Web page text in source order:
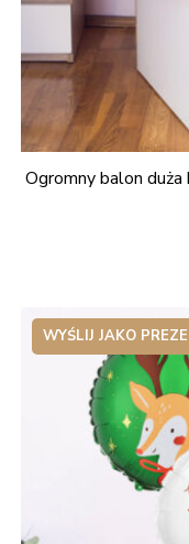
Ogromny balon
WYŚLIJ JAKO